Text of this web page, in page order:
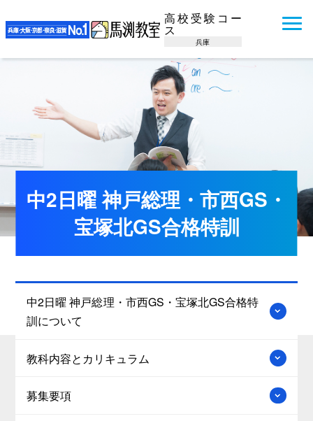
高校受験コー
ス
兵庫
中2日曜 神戸総理・市西GS・
宝塚北GS合格特訓
中2日曜 神戸総理・市西GS・宝塚北GS合格特
訓について
教科内容とカリキュラム
募集要項